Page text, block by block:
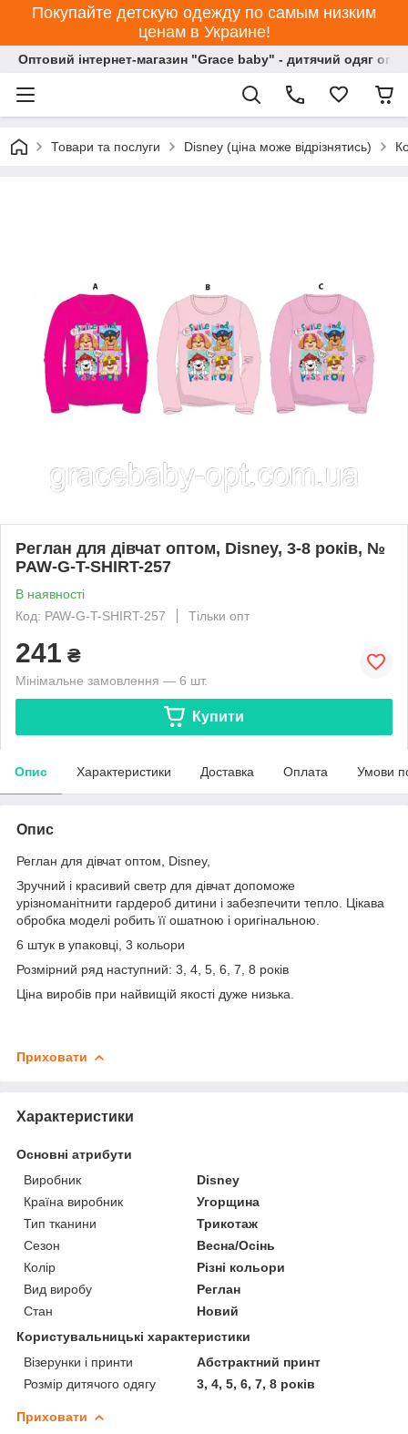
Покупайте детскую одежду по самым низким
ценам в Украине!
Оптовий інтернет-магазин "Grace baby" - дитячий одяг
Товари та послуги Disney (ціна може відрізнятись)
Реглан для дівчат оптом, Disney, 3-8 років, №
PAW-G-T-SHIRT-257
В наявності
Код: PAW-G-T-SHIRT-257
Тільки опт
241 ₴
Мінімальне замовлення — 6 шт.
Купити
Опис Характеристики Доставка Оплата Умови
Опис
Реглан для дівчат оптом, Disney,
Зручний і красивий светр для дівчат допоможе
урізноманітнити гардероб дитини і забезпечити тепло. Цікава
обробка моделі робить її ошатною і оригінальною.
6 штук в упаковці, 3 кольори
Розмірний ряд наступний: 3, 4, 5, 6, 7, 8 років
Ціна виробів при найвищій якості дуже низька.
Приховати
Характеристики
Основні атрибути
Виробник
Disney
Країна виробник
Угорщина
Тип тканини
Трикотаж
Сезон
Весна/Осінь
Колір
Різні кольори
Вид виробу
Реглан
Стан
Новий
Користувальницькі характеристики
Візерунки і принти
Абстрактний принт
Розмір дитячого одягу
3, 4, 5, 6, 7, 8 років
Приховати